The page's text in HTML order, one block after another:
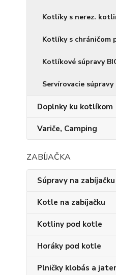
Kotlíky s nerez.
Kotlíky s chráničom
Kotlíkové súpravy
Servírovacie súpravy
Doplnky ku kotlíkom
Variče, Camping
ZABÍJAČKA
Súpravy na zabíjačku
Kotle na zabíjačku
Kotliny pod kotle
Horáky pod kotle
Plničky klobás a